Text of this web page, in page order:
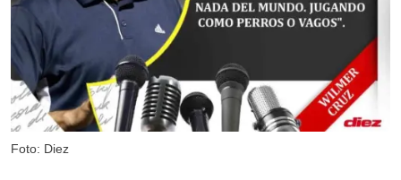
Foto: Diez